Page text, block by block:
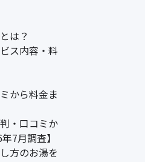
は？
ス内容・料
から料金ま
・口コミか
7月調査】
方のお湯を